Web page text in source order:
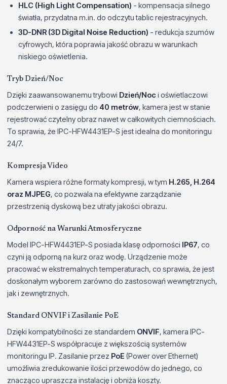
HLC (High Light Compensation) - kompensacja silnego
światła, przydatna m.in. do odczytu tablic rejestracyjnych.
3D-DNR (3D Digital Noise Reduction) - redukcja szumów
cyfrowych, która poprawia jakość obrazu w warunkach
niskiego oświetlenia.
Tryb Dzień/Noc
Dzięki zaawansowanemu trybowi Dzień/Noc i oświetlaczowi
podczerwieni o zasięgu do 40 metrów, kamera jest w stanie
rejestrować czytelny obraz nawet w całkowitych ciemnościach.
To sprawia, że IPC-HFW4431EP-S jest idealna do monitoringu
24/7.
Kompresja Video
Kamera wspiera różne formaty kompresji, w tym H.265, H.264
oraz MJPEG, co pozwala na efektywne zarządzanie
przestrzenią dyskową bez utraty jakości obrazu.
Odporność na Warunki Atmosferyczne
Model IPC-HFW4431EP-S posiada klasę odporności IP67, co
czyni ją odporną na kurz oraz wodę. Urządzenie może
pracować w ekstremalnych temperaturach, co sprawia, że jest
doskonałym wyborem zarówno do zastosowań wewnętrznych,
jak i zewnętrznych.
Standard ONVIF i Zasilanie PoE
Dzięki kompatybilności ze standardem ONVIF, kamera IPC-
HFW4431EP-S współpracuje z większością systemów
monitoringu IP. Zasilanie przez PoE (Power over Ethernet)
umożliwia zredukowanie ilości przewodów do jednego, co
znacząco upraszcza instalację i obniża koszty.